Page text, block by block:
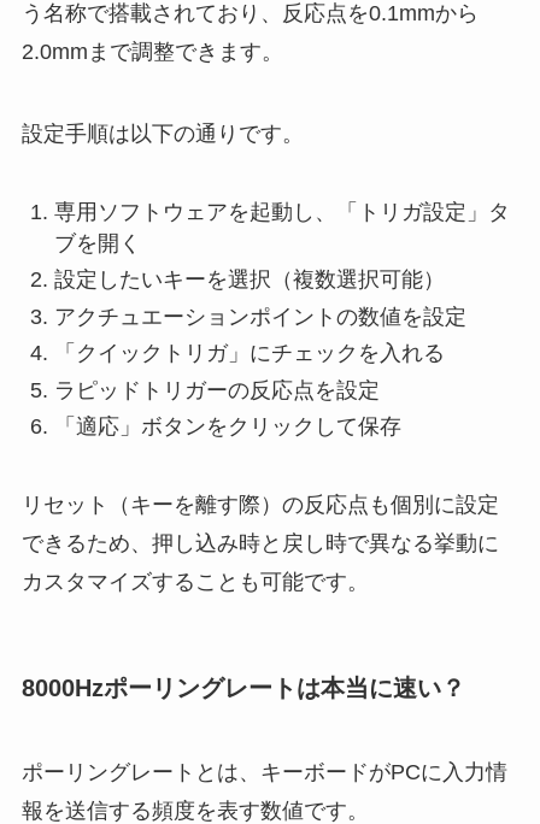
う名称で搭載されており、反応点を0.1mmから
2.0mmまで調整できます。
設定手順は以下の通りです。
専用ソフトウェアを起動し、「トリガ設定」タ
ブを開く
設定したいキーを選択（複数選択可能）
アクチュエーションポイントの数値を設定
「クイックトリガ」にチェックを入れる
ラピッドトリガーの反応点を設定
「適応」ボタンをクリックして保存
リセット（キーを離す際）の反応点も個別に設定
できるため、押し込み時と戻し時で異なる挙動に
カスタマイズすることも可能です。
8000Hzポーリングレートは本当に速い？
ポーリングレートとは、キーボードがPCに入力情
報を送信する頻度を表す数値です。